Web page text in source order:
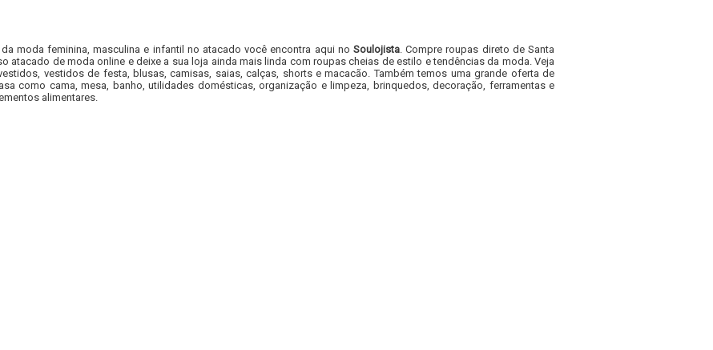
moda feminina, masculina e infantil no atacado você encontra aqui no Soulojista. Compre roupas direto de Santa
atacado de moda online e deixe a sua loja ainda mais linda com roupas cheias de estilo e tendências da moda. Veja
vestidos de festa, blusas, camisas, saias, calças, shorts e macacão. Também temos uma grande oferta de
como cama, mesa, banho, utilidades domésticas, organização e limpeza, brinquedos, decoração, ferramentas e
alimentares.